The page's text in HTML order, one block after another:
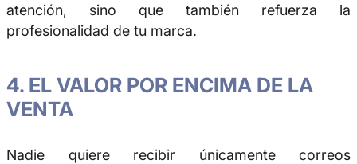
atención, sino que también refuerza la
profesionalidad de tu marca.
4. EL VALOR POR ENCIMA DE LA
VENTA
Nadie quiere recibir únicamente correos